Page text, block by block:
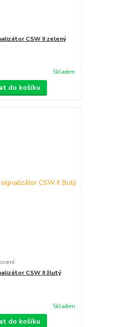
CSW II zelený
Skladem
do košíku
CSW II žlutý
Skladem
do košíku